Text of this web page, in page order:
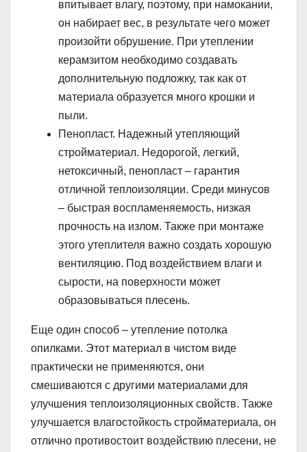
впитывает влагу, поэтому, при намокании,
он набирает вес, в результате чего может
произойти обрушение. При утеплении
керамзитом необходимо создавать
дополнительную подложку, так как от
материала образуется много крошки и
пыли.
Пенопласт. Надежный утепляющий
стройматериал. Недорогой, легкий,
нетоксичный, пенопласт – гарантия
отличной теплоизоляции. Среди минусов
– быстрая воспламеняемость, низкая
прочность на излом. Также при монтаже
этого утеплителя важно создать хорошую
вентиляцию. Под воздействием влаги и
сырости, на поверхности может
образовываться плесень.
Еще один способ – утепление потолка
опилками. Этот материал в чистом виде
практически не применяются, они
смешиваются с другими материалами для
улучшения теплоизоляционных свойств. Также
улучшается влагостойкость стройматериала, он
отлично противостоит воздействию плесени, не